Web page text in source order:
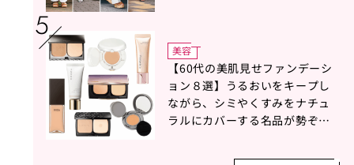
美容
【60代の美肌見せファンデーシ
ョン８選】うるおいをキープし
ながら、シミやくすみをナチュ
ラルにカバーする名品が勢ぞろ